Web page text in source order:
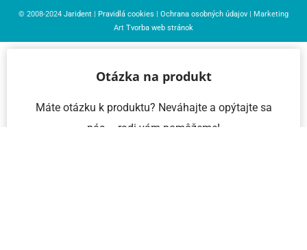
© 2008-2024 Jarident | Pravidlá cookies | Ochrana osobných údajov | Marketing
Art Tvorba web stránok
Otázka na produkt
Máte otázku k produktu? Neváhajte a opýtajte sa
nás – radi vám pomôžeme!